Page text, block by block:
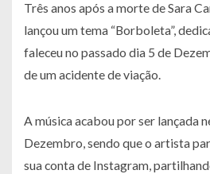
Três anos após a morte de Sara
lançou um tema “Borboleta”,
faleceu no passado dia 5 de
de um acidente de viação.
A música acabou por ser lançada
Dezembro, sendo que o artista
sua conta de Instagram,